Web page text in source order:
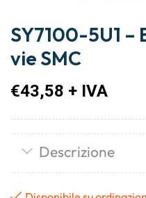
SY7100-5U1
vie SMC
€43,58 + IVA
Descrizione